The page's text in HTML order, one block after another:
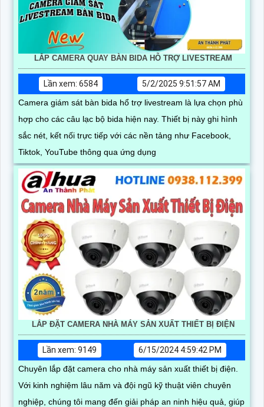
LẮP CAMERA QUAY BÀN BIDA HỖ TRỢ LIVESTREAM
Lần xem: 6584
5/2/2025 9:51:57 AM
Camera giám sát bàn bida hổ trợ livestream là lựa chọn phù
hợp cho các câu lạc bộ bida hiện nay. Thiết bị này ghi hình
sắc nét, kết nối trực tiếp với các nền tảng như Facebook,
Tiktok, YouTube thông qua ứng dụng
LẮP ĐẶT CAMERA NHÀ MÁY SẢN XUẤT THIẾT BỊ ĐIỆN
Lần xem: 9149
6/15/2024 4:59:42 PM
Chuyên lắp đặt camera cho nhà máy sản xuất thiết bị điện.
Với kinh nghiệm lâu năm và đội ngũ kỹ thuật viên chuyên
nghiệp, chúng tôi mang đến giải pháp an ninh hiệu quả, giúp